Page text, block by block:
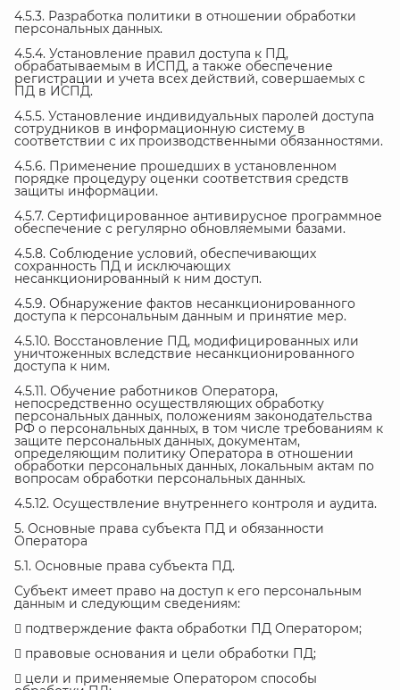
4.5.3. Разработка политики в отношении обработки
персональных данных.
4.5.4. Установление правил доступа к ПД,
обрабатываемым в ИСПД, а также обеспечение
регистрации и учета всех действий, совершаемых с
ПД в ИСПД.
4.5.5. Установление индивидуальных паролей доступа
сотрудников в информационную систему в
соответствии с их производственными обязанностями.
4.5.6. Применение прошедших в установленном
порядке процедуру оценки соответствия средств
защиты информации.
4.5.7. Сертифицированное антивирусное программное
обеспечение с регулярно обновляемыми базами.
4.5.8. Соблюдение условий, обеспечивающих
сохранность ПД и исключающих
несанкционированный к ним доступ.
4.5.9. Обнаружение фактов несанкционированного
доступа к персональным данным и принятие мер.
4.5.10. Восстановление ПД, модифицированных или
уничтоженных вследствие несанкционированного
доступа к ним.
4.5.11. Обучение работников Оператора,
непосредственно осуществляющих обработку
персональных данных, положениям законодательства
РФ о персональных данных, в том числе требованиям к
защите персональных данных, документам,
определяющим политику Оператора в отношении
обработки персональных данных, локальным актам по
вопросам обработки персональных данных.
4.5.12. Осуществление внутреннего контроля и аудита.
5. Основные права субъекта ПД и обязанности
Оператора
5.1. Основные права субъекта ПД.
Субъект имеет право на доступ к его персональным
данным и следующим сведениям:
 подтверждение факта обработки ПД Оператором;
 правовые основания и цели обработки ПД;
 цели и применяемые Оператором способы